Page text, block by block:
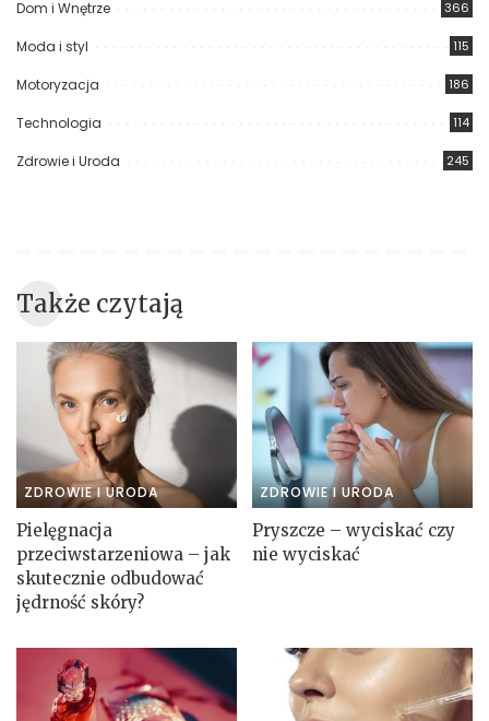
Dom i Wnętrze 366
Moda i styl 115
Motoryzacja 186
Technologia 114
Zdrowie i Uroda 245
Także czytają
ZDROWIE I URODA
Pielęgnacja
przeciwstarzeniowa – jak
skutecznie odbudować
jędrność skóry?
ZDROWIE I URODA
Pryszcze – wyciskać czy
nie wyciskać